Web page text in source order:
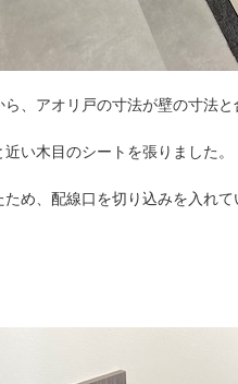
、アオリ戸の寸法が壁の寸法と
い木目のシートを張りました。
め、配線口を切り込みを入れて